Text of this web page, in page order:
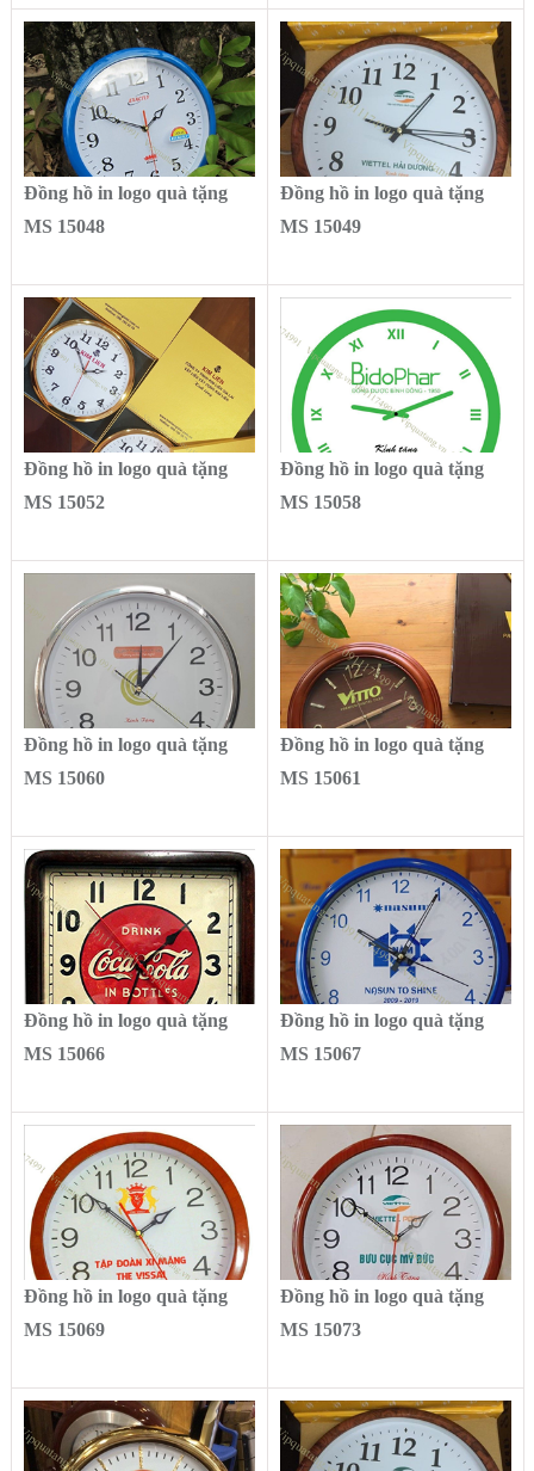
Đồng hồ in logo quà tặng
MS 15048
Đồng hồ in logo quà tặng
MS 15049
Đồng hồ in logo quà tặng
MS 15052
Đồng hồ in logo quà tặng
MS 15058
Đồng hồ in logo quà tặng
MS 15060
Đồng hồ in logo quà tặng
MS 15061
Đồng hồ in logo quà tặng
MS 15066
Đồng hồ in logo quà tặng
MS 15067
Đồng hồ in logo quà tặng
MS 15069
Đồng hồ in logo quà tặng
MS 15073